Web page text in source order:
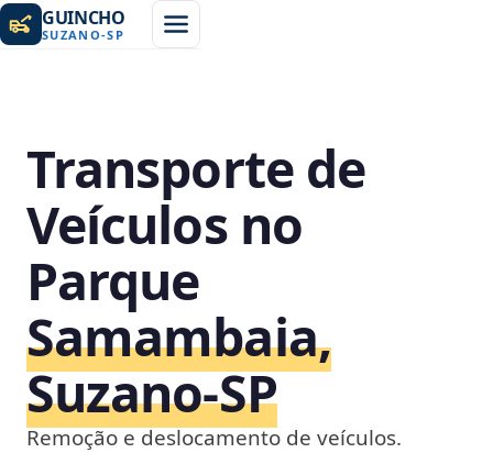
GUINCHO
SUZANO-SP
Transporte de
Veículos no
Parque
Samambaia,
Suzano‑SP
Remoção e deslocamento de veículos.